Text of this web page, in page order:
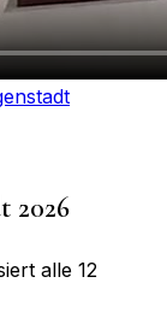
2026
alle 12